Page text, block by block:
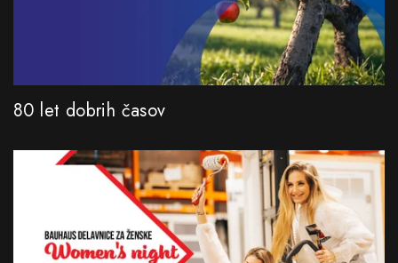
80 let dobrih časov